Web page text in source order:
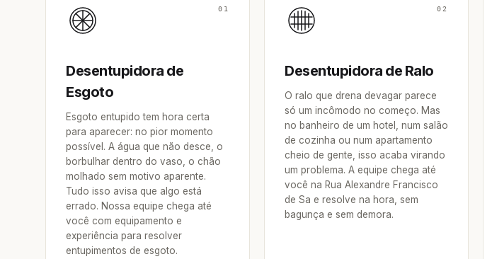
01
Desentupidora de
Esgoto
Esgoto entupido tem hora certa
para aparecer: no pior momento
possível. A água que não desce, o
borbulhar dentro do vaso, o chão
molhado sem motivo aparente.
Tudo isso avisa que algo está
errado. Nossa equipe chega até
você com equipamento e
experiência para resolver
entupimentos de esgoto.
02
Desentupidora de Ralo
O ralo que drena devagar parece
só um incômodo no começo. Mas
no banheiro de um hotel, num salão
de cozinha ou num apartamento
cheio de gente, isso acaba virando
um problema. A equipe chega até
você na Rua Alexandre Francisco
de Sa e resolve na hora, sem
bagunça e sem demora.